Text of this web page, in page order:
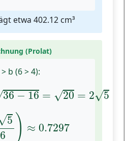
etwa 402.12 cm³
(Prolat)
b (6 > 4):
36−16 = √20 = 2√5
=36−16= =25
5
6
) ≈ 0.7297
56 )≈